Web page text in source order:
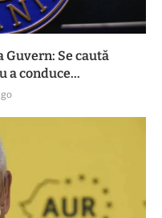
Guvern: Se caută
a conduce...